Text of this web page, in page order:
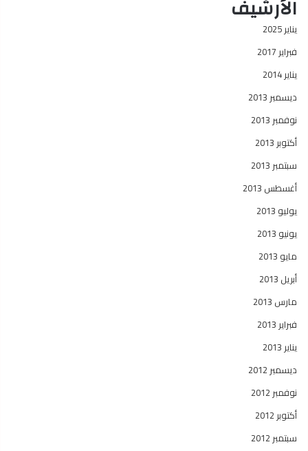
الأرشيف
يناير 2025
فبراير 2017
يناير 2014
ديسمبر 2013
نوفمبر 2013
أكتوبر 2013
سبتمبر 2013
أغسطس 2013
يوليو 2013
يونيو 2013
مايو 2013
أبريل 2013
مارس 2013
فبراير 2013
يناير 2013
ديسمبر 2012
نوفمبر 2012
أكتوبر 2012
سبتمبر 2012